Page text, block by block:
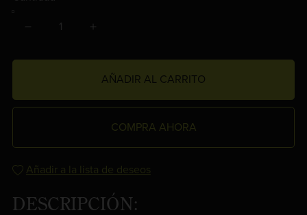
AÑADIR AL CARRITO
COMPRA AHORA
Añadir a la lista de deseos
DESCRIPCIÓN: